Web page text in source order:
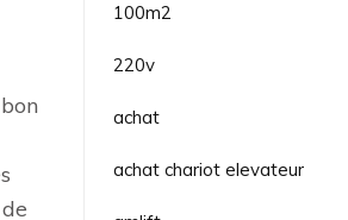
100m2
220v
achat
achat chariot elevateur